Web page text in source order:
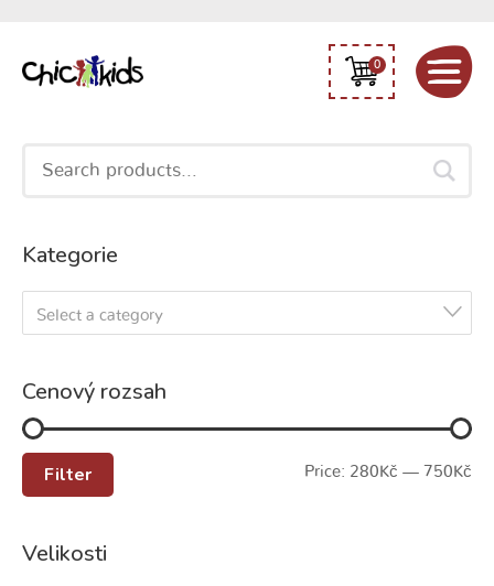
0
Search
Kategorie
Select a category
Cenový rozsah
Filter Price: 280Kč — 750Kč
Velikosti